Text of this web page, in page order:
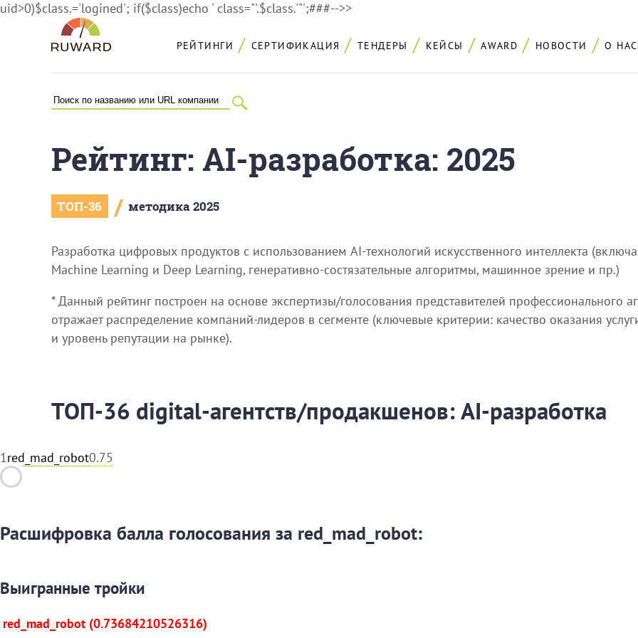
uid>0)$class.='logined'; if($class)echo ' class="'.$class.'"';###-->>
РЕЙТИНГИ СЕРТИФИКАЦИЯ ТЕНДЕРЫ КЕЙСЫ AWARD НОВОСТИ О НАС
Рейтинг: AI-разработка: 2025
ТОП-36 / методика 2025
Разработка цифровых продуктов с использованием AI-технологий искусственного интеллекта
Machine Learning и Deep Learning, генеративно-состязательные алгоритмы, машинное зрение и пр.)
* Данный рейтинг построен на основе экспертизы/голосования представителей профессионального
отражает распределение компаний-лидеров в сегменте (ключевые критерии: качество оказания
и уровень репутации на рынке).
ТОП-36 digital-агентств/продакшенов: AI-разработка
1red_mad_robot0.75
Расшифровка балла голосования за red_mad_robot:
Выигранные тройки
red_mad_robot (0.73684210526316)